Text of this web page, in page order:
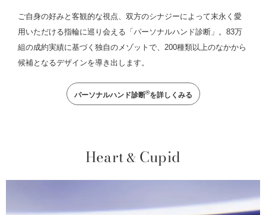
ご自身の好みと客観的な視点、双方のシナジーによって末永く愛
用いただける指輪に巡り会える「パーソナルハンド診断」。83万
組の成約実績に基づく独自のメゾットで、200種類以上のなかから
候補となるデザインを導き出します。
パーソナルハンド診断®を詳しくみる
Heart& Cupid